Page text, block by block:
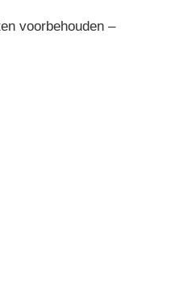
voorbehouden –